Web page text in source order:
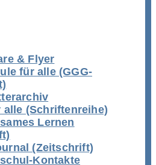
& Flyer
für alle (GGG-
alle (Schriftenreihe)
Lernen
(Zeitschrift)
Kontakte